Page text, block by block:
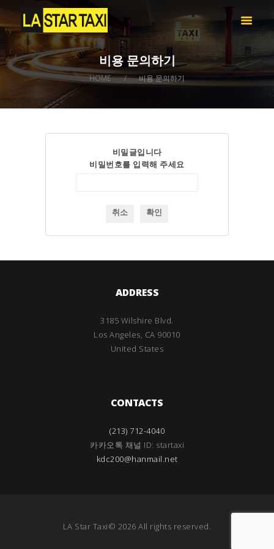
비용 문의하기
HOME 비용 문의하기
LA STAR TAXI -엘에이 스타 택시
엘에이 한인 택시 – 공항 픽업 -최저가
HOME
서비스
택시 예약
비밀글입니다
비밀번호를 입력해 주세요
취소 확인
ADDRESS
3185 Wilshire Blvd.
Los Angeles, CA 90010
United States
CONTACTS
(213) 712-4040
카카오톡 채널 ID: startaxi
kdc200@hanmail.net
LA Star Taxi© 2026 All rights reserved.